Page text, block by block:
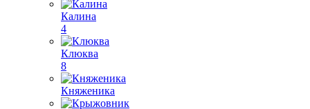
Калина
4
Клюква
8
Княженика